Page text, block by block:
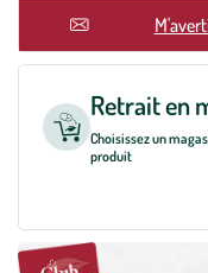
Retrait en
Choisissez un
produit